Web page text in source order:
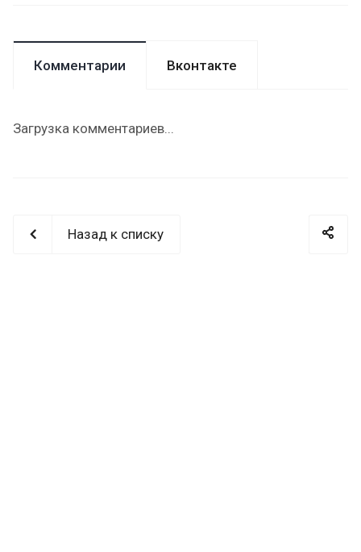
Комментарии Вконтакте
Загрузка комментариев...
Назад к списку